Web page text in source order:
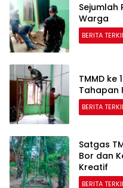
Sejumlah
Warga
BERITA
TMMD ke
Tahapan
BERITA
Satgas
Bor dan
Kreatif
BERITA